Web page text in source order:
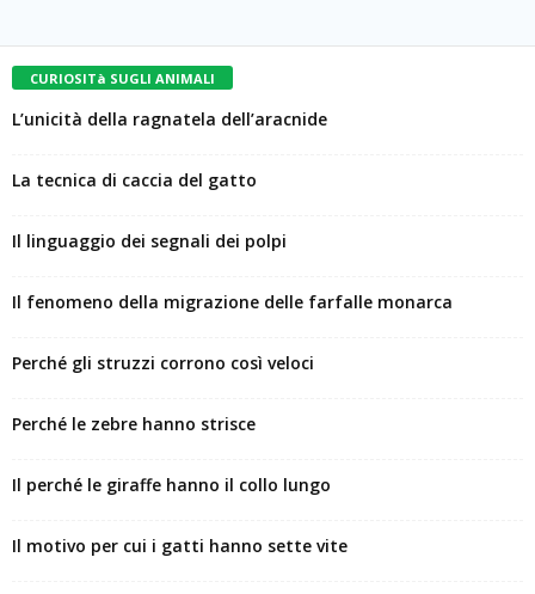
CURIOSITà SUGLI ANIMALI
L’unicità della ragnatela dell’aracnide
La tecnica di caccia del gatto
Il linguaggio dei segnali dei polpi
Il fenomeno della migrazione delle farfalle monarca
Perché gli struzzi corrono così veloci
Perché le zebre hanno strisce
Il perché le giraffe hanno il collo lungo
Il motivo per cui i gatti hanno sette vite